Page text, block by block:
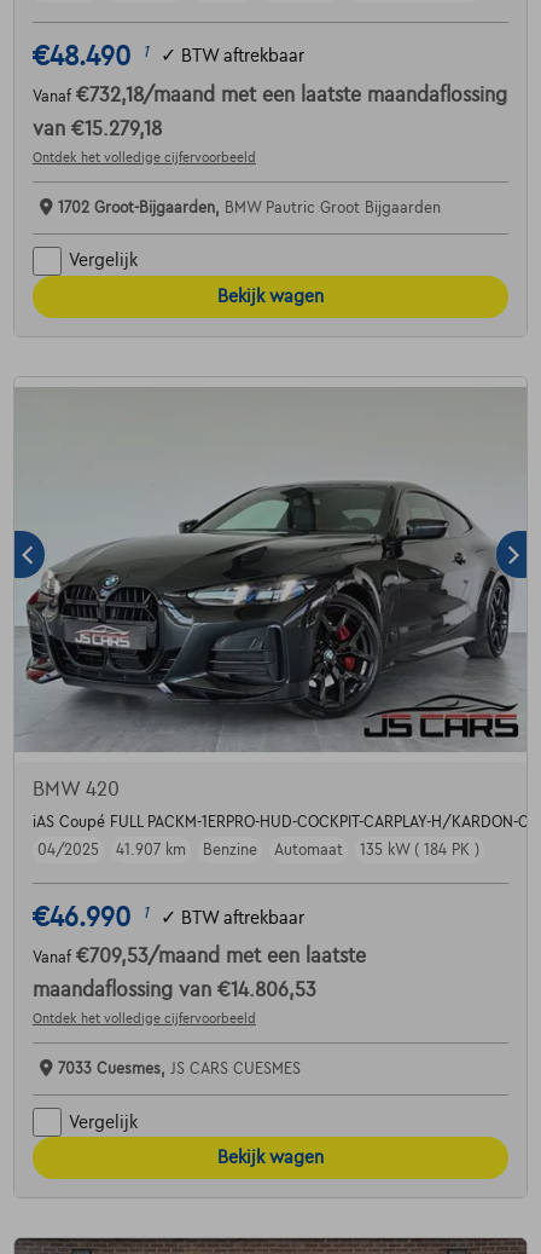
€48.490 1 ✓ BTW aftrekbaar
Vanaf €732,18/maand met een laatste maandaflossing
van €15.279,18
Ontdek het volledige cijfervoorbeeld
1702 Groot-Bijgaarden, BMW Pautric Groot Bijgaarden
Vergelijk
Bekijk wagen
BMW 420
iAS Coupé FULL PACKM-1ERPRO-HUD-COCKPIT-CARPLAY-H/KARDON-
04/2025
41.907 km Benzine Automaat 135 kW ( 184 PK )
€46.990 1 ✓ BTW aftrekbaar
Vanaf €709,53/maand met een laatste
maandaflossing van €14.806,53
Ontdek het volledige cijfervoorbeeld
7033 Cuesmes, JS CARS CUESMES
Vergelijk
Bekijk wagen